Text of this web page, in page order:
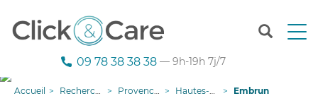
T
09 78 38 38 38 — 9h-19h 7j/7
Accueil Recherche aide à domicile Provence-Alpes-Côte d'Azur Hautes-Alpes Embrun